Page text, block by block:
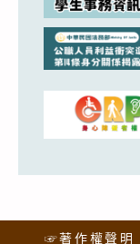
☞著作權聲明